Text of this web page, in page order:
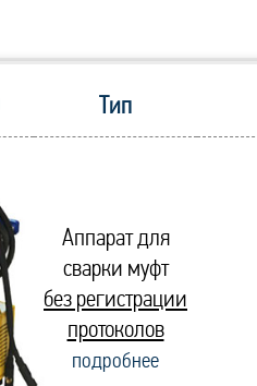
Тип
Аппарат для
сварки муфт
без регистрации
протоколов
подробнее